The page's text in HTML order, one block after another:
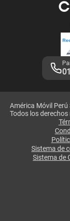
Adquirientes
Mensaje de
Términos y
Libro de
Legales de
América Móvil Perú
Todos los
Sistema de
Sistema de